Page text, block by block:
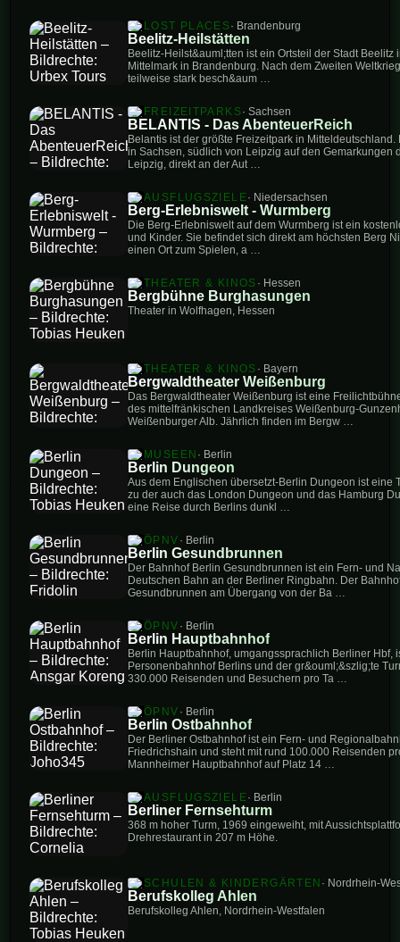
LOST PLACES· Brandenburg
Beelitz-Heilstätten
Beelitz-Heilst&auml;tten ist ein Ortsteil der Stadt Beelitz
Mittelmark in Brandenburg. Nach dem Zweiten
teilweise stark besch&aum …
FREIZEITPARKS· Sachsen
BELANTIS - Das AbenteuerReich
Belantis ist der größte Freizeitpark in
in Sachsen, südlich von Leipzig auf den Gemarkungen
Leipzig, direkt an der Aut …
AUSFLUGSZIELE · Niedersachsen
Berg-Erlebniswelt - Wurmberg
Die Berg-Erlebniswelt auf dem Wurmberg ist ein
und Kinder. Sie befindet sich direkt am höchsten Berg
einen Ort zum Spielen, a …
THEATER & KINOS · Hessen
Bergbühne Burghasungen
Theater in Wolfhagen, Hessen
THEATER & KINOS · Bayern
Bergwaldtheater Weißenburg
Das Bergwaldtheater Weißenburg ist eine
des mittelfränkischen Landkreises Weißenburg-
Weißenburger Alb. Jährlich finden im Bergw …
MUSEEN · Berlin
Berlin Dungeon
Aus dem Englischen übersetzt-Berlin Dungeon ist eine
zu der auch das London Dungeon und das Hamburg
eine Reise durch Berlins dunkl …
ÖPNV · Berlin
Berlin Gesundbrunnen
Der Bahnhof Berlin Gesundbrunnen ist ein Fern- und
Deutschen Bahn an der Berliner Ringbahn. Der
Gesundbrunnen am Übergang von der Ba …
ÖPNV · Berlin
Berlin Hauptbahnhof
Berlin Hauptbahnhof, umgangssprachlich Berliner Hbf,
Personenbahnhof Berlins und der gr&ouml;&szlig;te
330.000 Reisenden und Besuchern pro Ta …
ÖPNV · Berlin
Berlin Ostbahnhof
Der Berliner Ostbahnhof ist ein Fern- und
Friedrichshain und steht mit rund 100.000 Reisenden
Mannheimer Hauptbahnhof auf Platz 14 …
AUSFLUGSZIELE · Berlin
Berliner Fernsehturm
368 m hoher Turm, 1969 eingeweiht, mit
Drehrestaurant in 207 m Höhe.
SCHULEN & KINDERGÄRTEN · Nordrhein-
Berufskolleg Ahlen
Berufskolleg Ahlen, Nordrhein-Westfalen